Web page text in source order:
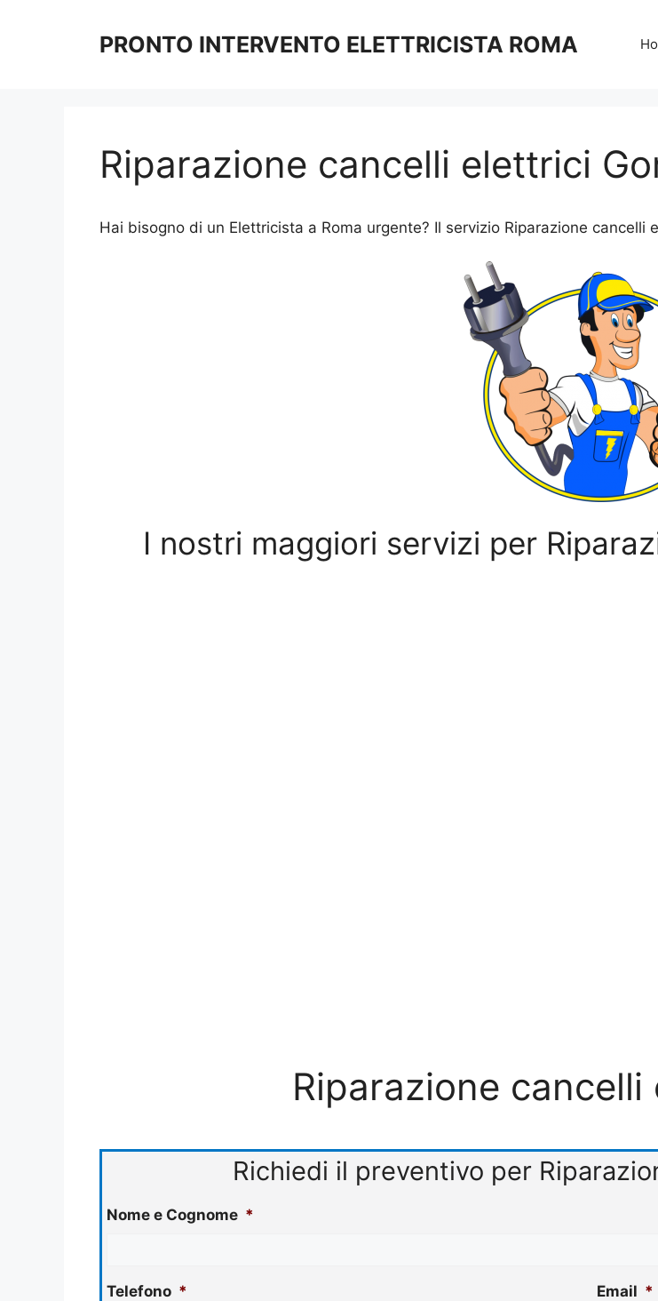
PRONTO INTERVENTO ELETTRICISTA ROMA
Riparazione cancelli elettrici
Hai bisogno di un Elettricista a Roma urgente? Il servizio Riparazione cancelli
I nostri maggiori servizi per
Riparazione
Richiedi il preventivo per
Nome e Cognome *
Telefono * Email *